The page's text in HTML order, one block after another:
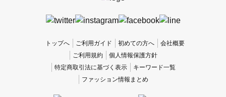
トップへ ご利用ガイド 初めての方へ
会社概要
ご利用規約
個人情報保護方針
特定商取引法に基づく表示
キーワード一覧
ファッション情報まとめ